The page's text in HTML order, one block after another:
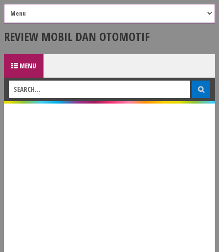
REVIEW MOBIL DAN OTOMOTIF
MENU